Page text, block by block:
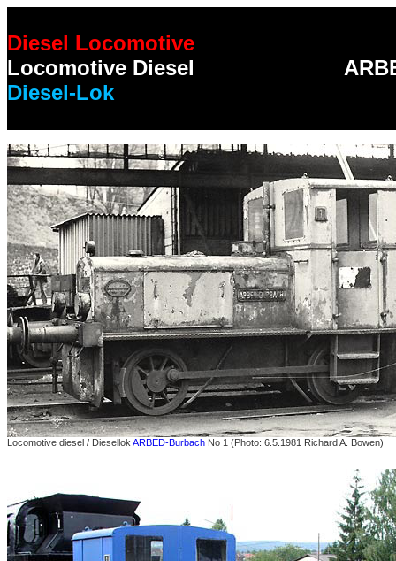
Diesel Locomotive
Locomotive Diesel
Diesel-Lok
Locomotive diesel / Diesellok ARBED-Burbach No 1 (Photo: 6.5.1981 Richard A. Bowen)